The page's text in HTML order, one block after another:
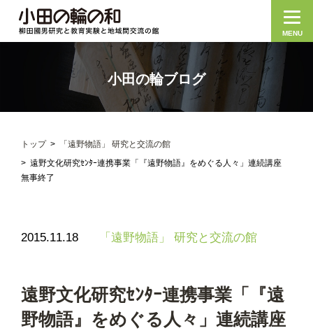
MENU
小田の輪ブログ
トップ
「遠野物語」 研究と交流の館
遠野文化研究ｾﾝﾀｰ連携事業「『遠野物語』をめぐる人々」連続講座
無事終了
2015.11.18 「遠野物語」 研究と交流の館
遠野文化研究ｾﾝﾀｰ連携事業「『遠
野物語』をめぐる人々」連続講座